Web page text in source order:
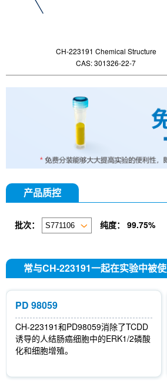
CH-223191 Chemical Structure
CAS: 301326-22-7
产品质控
批次： 纯度： 99.75%
常与CH-223191一起在实验中被
PD 98059
CH-223191和PD98059消除了TCDD
诱导的人结肠癌细胞中的ERK1/2磷酸
化和细胞增殖。